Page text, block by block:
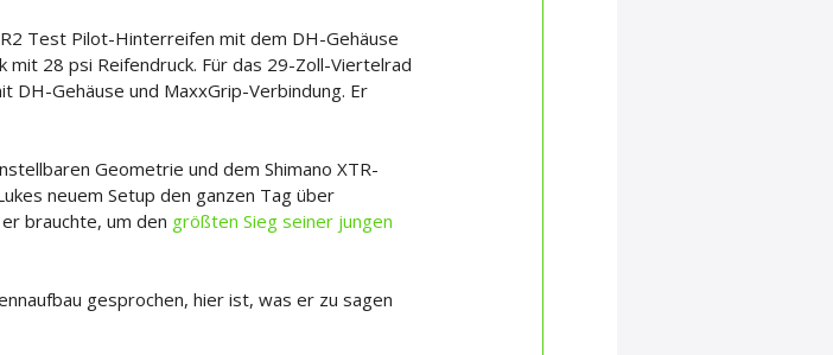
Test Pilot-Hinterreifen mit dem DH-Gehäuse
28 psi Reifendruck. Für das 29-Zoll-Viertelrad
DH-Gehäuse und MaxxGrip-Verbindung. Er
Geometrie und dem Shimano XTR-
neuem Setup den ganzen Tag über
brauchte, um den größten Sieg seiner jungen
gesprochen, hier ist, was er zu sagen